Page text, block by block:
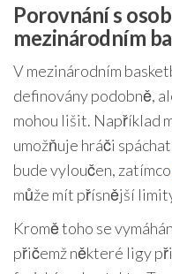
Porovnání s
mezinárodním
V mezinárodním
definovány podobně,
mohou lišit. Například
umožňuje hráči
bude vyloučen, zatímco
může mít přísnější
Kromě toho se
přičemž některé ligy